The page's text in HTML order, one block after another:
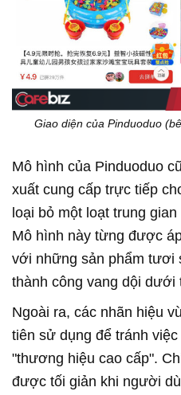
Giao diện của Pinduoduo
Mô hình của Pinduoduo
xuất cung cấp trực tiếp
loại bỏ một loạt trung
Mô hình này từng được
với những sản phẩm tươi
thành công vang dội dưới
Ngoài ra, các nhãn hiệu
tiên sử dụng để tránh
"thương hiệu cao cấp".
được tối giản khi người